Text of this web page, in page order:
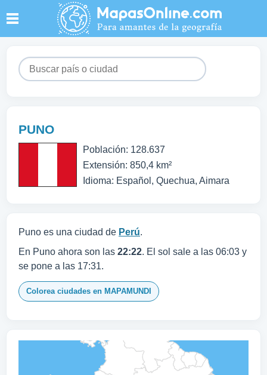
PUNO
Población: 128.637
Extensión: 850,4 km²
Idioma: Español, Quechua, Aimara
Puno es una ciudad de Perú.
En Puno ahora son las 22:22. El sol sale a las 06:03 y
se pone a las 17:31.
Colorea ciudades en MAPAMUNDI